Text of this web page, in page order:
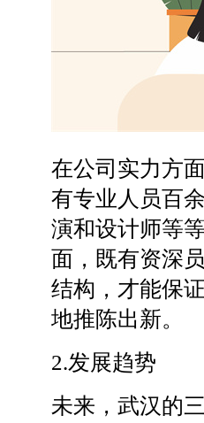
在公司实力方
有专业人员百
演和设计师等
面，既有资深
结构，才能保
地推陈出新。
2.发展趋势
未来，武汉的